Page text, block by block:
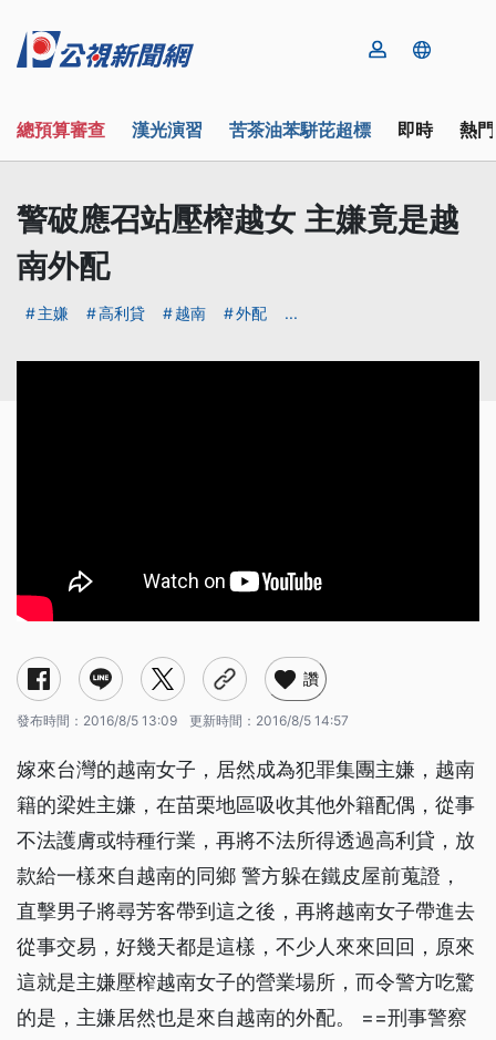
總預算審查 漢光演習 苦茶油苯駢芘超標 即時 熱
警破應召站壓榨越女 主嫌竟是越
南外配
主嫌 高利貸 越南 外配 ...
讚
發布時間： 2016/8/5 13:09 更新時間： 2016/8/5 14:57
嫁來台灣的越南女子，居然成為犯罪集團主嫌，越南
籍的梁姓主嫌，在苗栗地區吸收其他外籍配偶，從事
不法護膚或特種行業，再將不法所得透過高利貸，放
款給一樣來自越南的同鄉 警方躲在鐵皮屋前蒐證，
直擊男子將尋芳客帶到這之後，再將越南女子帶進去
從事交易，好幾天都是這樣，不少人來來回回，原來
這就是主嫌壓榨越南女子的營業場所，而令警方吃驚
的是，主嫌居然也是來自越南的外配。 ==刑事警察